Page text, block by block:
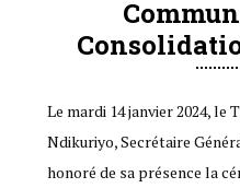
Le mardi 14 janvier 2024, le
Ndikuriyo, Secrétaire
honoré de sa présence la